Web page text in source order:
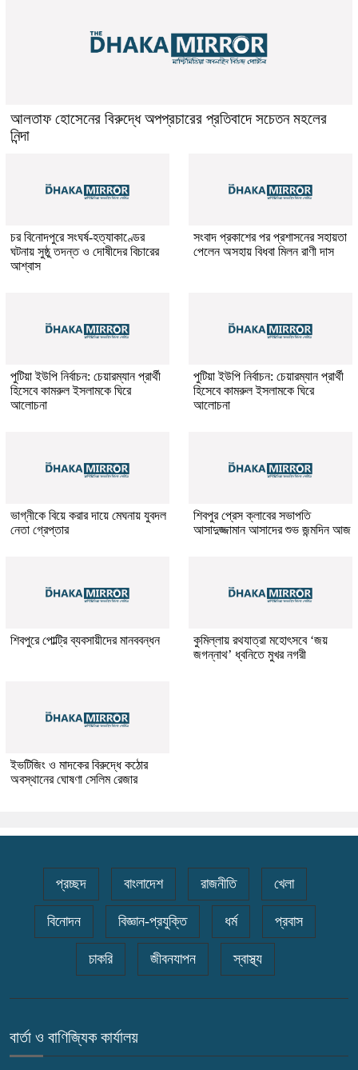
আলতাফ হোসেনের বিরুদ্ধে অপপ্রচারের প্রতিবাদে সচেতন মহলের
নিন্দা
চর বিনোদপুরে সংঘর্ষ-হত্যাকাণ্ডের
ঘটনায় সুষ্ঠু তদন্ত ও দোষীদের বিচারের
আশ্বাস
সংবাদ প্রকাশের পর প্রশাসনের সহায়তা
পেলেন অসহায় বিধবা মিলন রাণী দাস
পুটিয়া ইউপি নির্বাচন: চেয়ারম্যান প্রার্থী
হিসেবে কামরুল ইসলামকে ঘিরে
আলোচনা
পুটিয়া ইউপি নির্বাচন: চেয়ারম্যান প্রার্থী
হিসেবে কামরুল ইসলামকে ঘিরে
আলোচনা
ভাগ্নীকে বিয়ে করার দায়ে মেঘনায় যুবদল
নেতা গ্রেপ্তার
শিবপুর প্রেস ক্লাবের সভাপতি
আসাদুজ্জামান আসাদের শুভ জন্মদিন আজ
শিবপুরে পোল্ট্রি ব্যবসায়ীদের মানববন্ধন
কুমিল্লায় রথযাত্রা মহোৎসবে ‘জয়
জগন্নাথ’ ধ্বনিতে মুখর নগরী
ইভটিজিং ও মাদকের বিরুদ্ধে কঠোর
অবস্থানের ঘোষণা সেলিম রেজার
প্রচ্ছদ বাংলাদেশ রাজনীতি খেলা
বিনোদন বিজ্ঞান-প্রযুক্তি ধর্ম প্রবাস
চাকরি জীবনযাপন স্বাস্থ্য
বার্তা ও বাণিজ্যিক কার্যালয়